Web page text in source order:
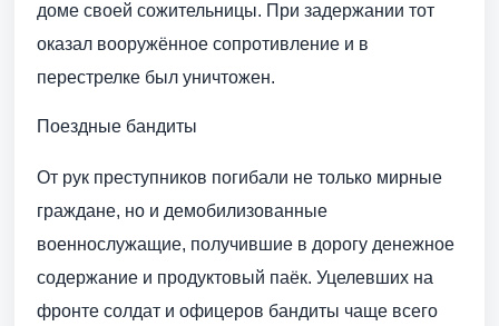
доме своей сожительницы. При задержании тот
оказал вооружённое сопротивление и в
перестрелке был уничтожен.
Поездные бандиты
От рук преступников погибали не только мирные
граждане, но и демобилизованные
военнослужащие, получившие в дорогу денежное
содержание и продуктовый паёк. Уцелевших на
фронте солдат и офицеров бандиты чаще всего